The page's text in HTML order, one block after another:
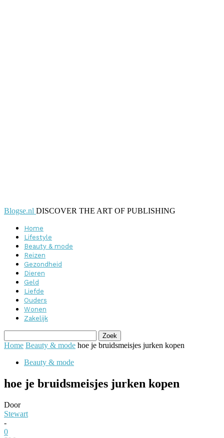
Blogse.nl DISCOVER THE ART OF PUBLISHING
Home
Lifestyle
Beauty & mode
Reizen
Gezondheid
Dieren
Geld
Liefde
Ouders
Wonen
Zakelijk
Home Beauty & mode hoe je bruidsmeisjes jurken kopen
Beauty & mode
hoe je bruidsmeisjes jurken kopen
Door
Stewart
-
0